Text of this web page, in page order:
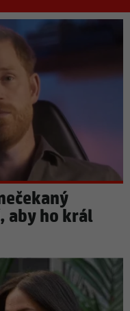
aby ho král